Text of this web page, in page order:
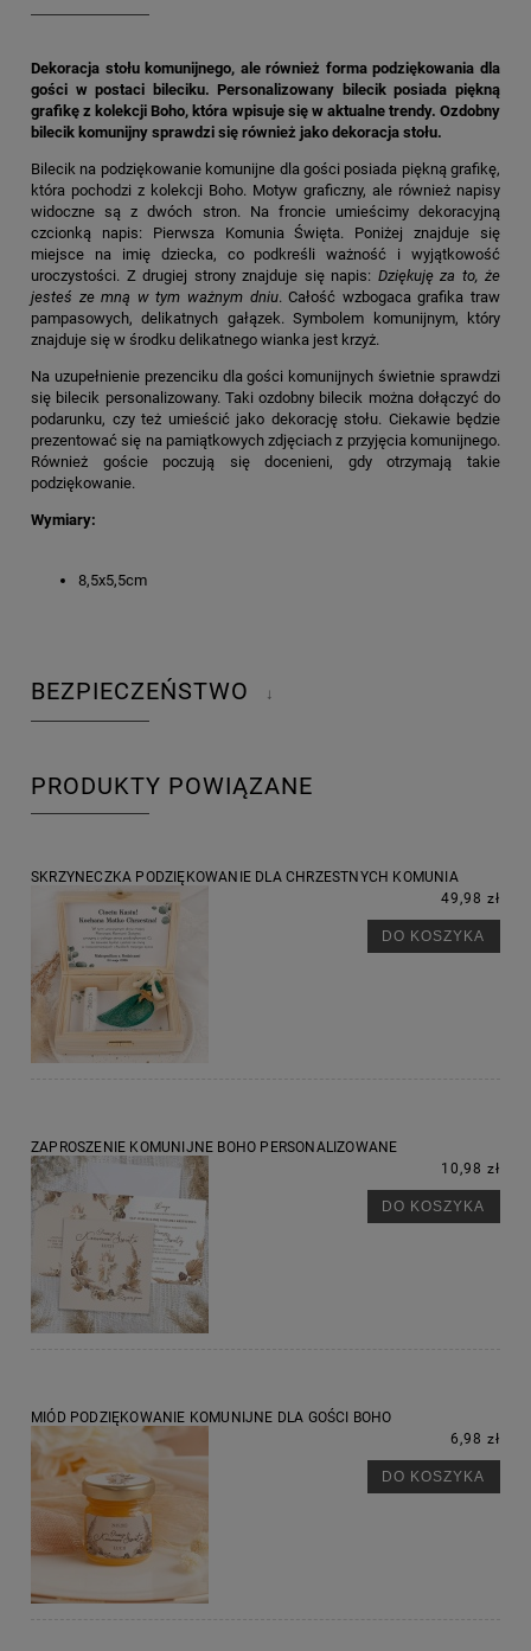
Dekoracja stołu komunijnego, ale również forma podziękowania dla
gości w postaci bileciku. Personalizowany bilecik posiada piękną
grafikę z kolekcji Boho, która wpisuje się w aktualne trendy. Ozdobny
bilecik komunijny sprawdzi się również jako dekoracja stołu.
Bilecik na podziękowanie komunijne dla gości posiada piękną grafikę,
która pochodzi z kolekcji Boho. Motyw graficzny, ale również napisy
widoczne są z dwóch stron. Na froncie umieścimy dekoracyjną
czcionką napis: Pierwsza Komunia Święta. Poniżej znajduje się
miejsce na imię dziecka, co podkreśli ważność i wyjątkowość
uroczystości. Z drugiej strony znajduje się napis: Dziękuję za to, że
jesteś ze mną w tym ważnym dniu. Całość wzbogaca grafika traw
pampasowych, delikatnych gałązek. Symbolem komunijnym, który
znajduje się w środku delikatnego wianka jest krzyż.
Na uzupełnienie prezenciku dla gości komunijnych świetnie sprawdzi
się bilecik personalizowany. Taki ozdobny bilecik można dołączyć do
podarunku, czy też umieścić jako dekorację stołu. Ciekawie będzie
prezentować się na pamiątkowych zdjęciach z przyjęcia komunijnego.
Również goście poczują się docenieni, gdy otrzymają takie
podziękowanie.
Wymiary:
8,5x5,5cm
BEZPIECZEŃSTWO ↓
PRODUKTY POWIĄZANE
SKRZYNECZKA PODZIĘKOWANIE DLA CHRZESTNYCH KOMUNIA
49,98 zł
DO KOSZYKA
ZAPROSZENIE KOMUNIJNE BOHO PERSONALIZOWANE
10,98 zł
DO KOSZYKA
MIÓD PODZIĘKOWANIE KOMUNIJNE DLA GOŚCI BOHO
6,98 zł
DO KOSZYKA